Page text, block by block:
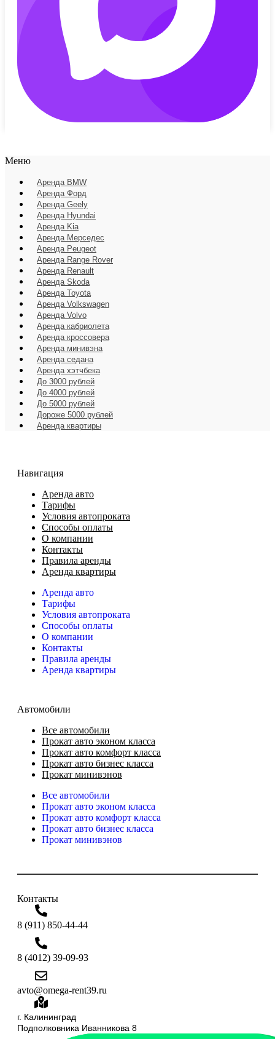
Меню
Аренда BMW
Аренда Форд
Аренда Geely
Аренда Hyundai
Аренда Kia
Аренда Мерседес
Аренда Peugeot
Аренда Range Rover
Аренда Renault
Аренда Skoda
Аренда Toyota
Аренда Volkswagen
Аренда Volvo
Аренда кабриолета
Аренда кроссовера
Аренда минивэна
Аренда седана
Аренда хэтчбека
До 3000 рублей
До 4000 рублей
До 5000 рублей
Дороже 5000 рублей
Аренда квартиры
Навигация
Аренда авто
Тарифы
Условия автопроката
Способы оплаты
О компании
Контакты
Правила аренды
Аренда квартиры
Аренда авто
Тарифы
Условия автопроката
Способы оплаты
О компании
Контакты
Правила аренды
Аренда квартиры
Автомобили
Все автомобили
Прокат авто эконом класса
Прокат авто комфорт класса
Прокат авто бизнес класса
Прокат минивэнов
Все автомобили
Прокат авто эконом класса
Прокат авто комфорт класса
Прокат авто бизнес класса
Прокат минивэнов
Контакты
8 (911) 850-44-44
8 (4012) 39-09-93
avto@omega-rent39.ru
г. Калининград
Подполковника Иванникова 8